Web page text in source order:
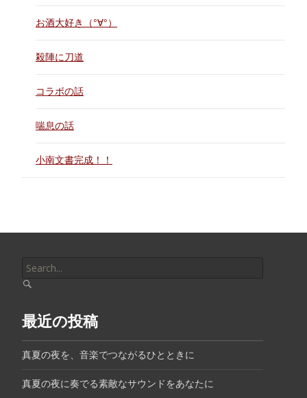
お酒大好き（°∀°）
殺陣に刀道
コラボの話
喘息の話
小南文書完成！！
for:
最近の投稿
真夏の夜を、音楽でつながるひとときに
真夏の夜に奏でる素敵なサウンドをあなたに